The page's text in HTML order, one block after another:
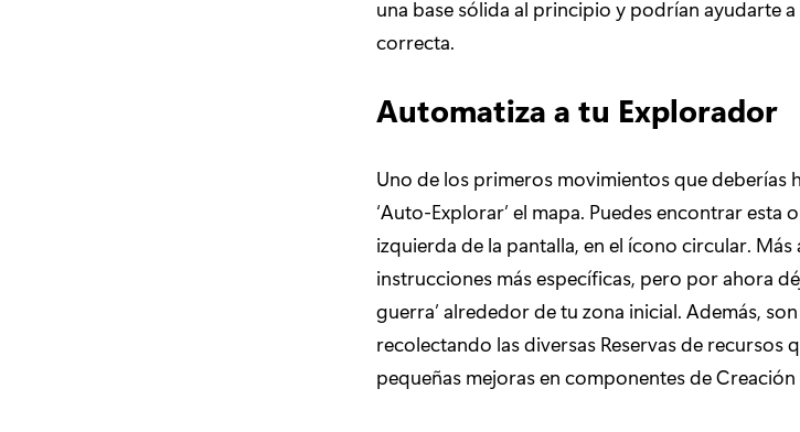
una base sólida al principio y podrían ayudarte
correcta.
Automatiza a tu Explorador
Uno de los primeros movimientos que deberías
‘Auto-Explorar’ el mapa. Puedes encontrar esta
izquierda de la pantalla, en el ícono circular.
instrucciones más específicas, pero por ahora
guerra’ alrededor de tu zona inicial. Además,
recolectando las diversas Reservas de recursos
pequeñas mejoras en componentes de